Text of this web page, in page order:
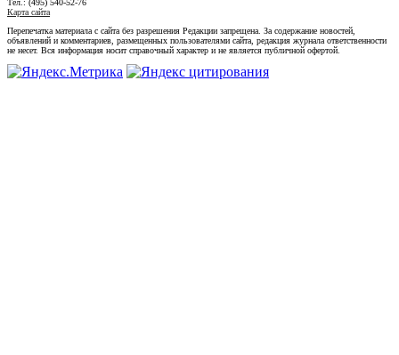
Тел.: (495) 540-52-76
Карта сайта
Перепечатка материала с сайта без разрешения Редакции запрещена. За содержание новостей,
объявлений и комментариев, размещенных пользователями сайта, редакция журнала ответственности
не несет. Вся информация носит справочный характер и не является публичной офертой.